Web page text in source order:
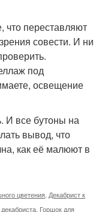
что переставляют
совести. И ни
под
освещение
И все бутоны на
вывод, что
как её малюют в
цветения Декабрист к
Горшок для